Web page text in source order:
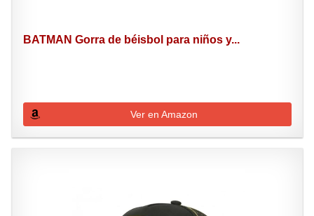
BATMAN Gorra de béisbol para niños y...
Ver en Amazon